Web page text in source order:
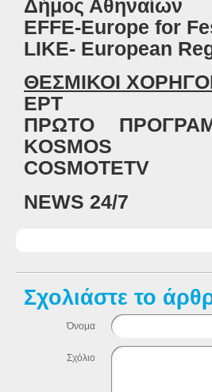
Δήμος Αθηναίων
EFFE-Europe for
LIKE- European
ΘΕΣΜΙΚΟΙ
ΕΡΤ
ΠΡΩΤΟ
KOSMOS
COSMOTETV
NEWS 24/7
Σχολιάστε το
Όνομα
Σχόλιο